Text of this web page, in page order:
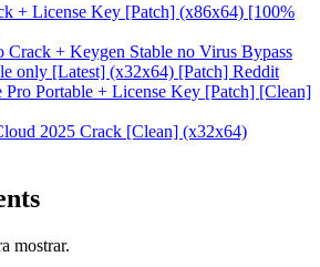
+ License Key [Patch] (x86x64) [100%
Crack + Keygen Stable no Virus Bypass
only [Latest] (x32x64) [Patch] Reddit
Portable + License Key [Patch] [Clean]
2025 Crack [Clean] (x32x64)
mostrar.